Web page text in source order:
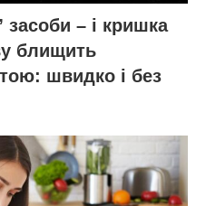
засоби – і кришка
блищить
швидко і без